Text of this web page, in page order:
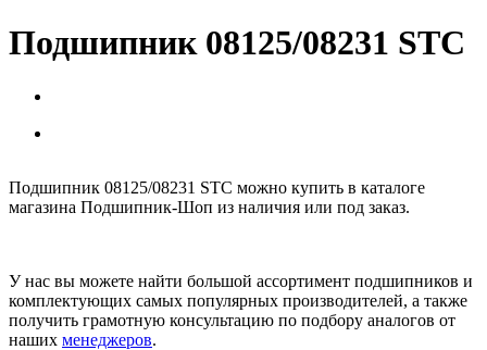
Подшипник 08125/08231 STC
Подшипник 08125/08231 STC можно купить в каталоге
магазина Подшипник-Шоп из наличия или под заказ.
У нас вы можете найти большой ассортимент подшипников и
комплектующих самых популярных производителей, а также
получить грамотную консультацию по подбору аналогов от
наших менеджеров.